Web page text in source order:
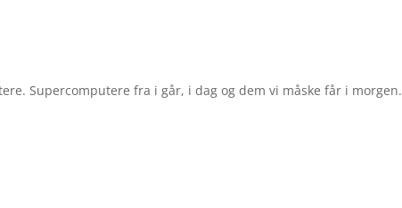
Supercomputere fra i går, i dag og dem vi måske får i morgen.